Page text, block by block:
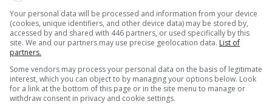
e não se cria nos pesados, mas que o Gane é um lutador sujo
Your personal data will be processed and information from your device
(cookies, unique identifiers, and other device data) may be stored by,
accessed by and shared with 446 partners, or used specifically by this
site. We and our partners may use precise geolocation data. List of
partners.
Some vendors may process your personal data on the basis of legitimate
interest, which you can object to by managing your options below. Look
for a link at the bottom of this page or in the site menu to manage or
withdraw consent in privacy and cookie settings.